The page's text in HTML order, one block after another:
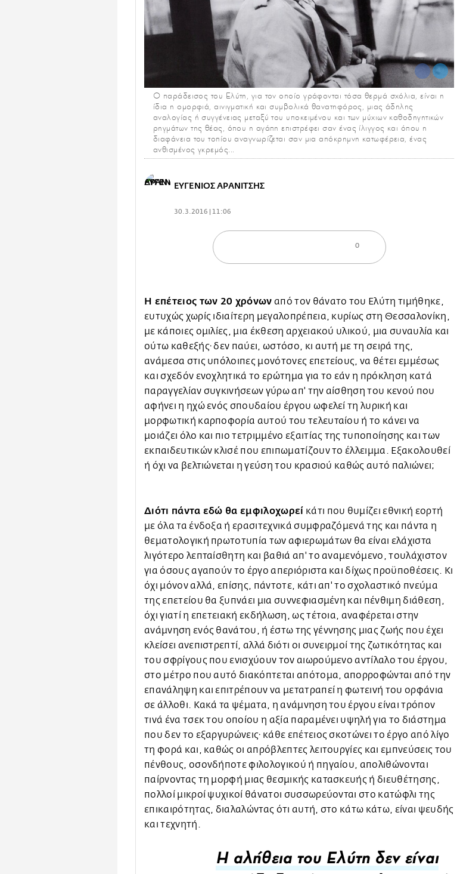
Ο παράδεισος του Ελύτη, για τον οποίο γράφονται τόσα θερμά σχόλια, είναι η
ίδια η ομορφιά, αινιγματική και συμβολικά θανατηφόρος, μιας άδηλης
αναλογίας ή συγγένειας μεταξύ του υποκειμένου και των μύχιων καθοδηγητικών
ρηγμάτων της θέας, όπου η αγάπη επιστρέφει σαν ένας ίλιγγος και όπου η
διαφάνεια του τοπίου αναγνωρίζεται σαν μια απόκρημνη κατωφέρεια, ένας
ανθισμένος γκρεμός...
ΕΥΓΕΝΙΟΣ ΑΡΑΝΙΤΣΗΣ
30.3.2016 | 11:06
0
Η επέτειος των 20 χρόνων από τον θάνατο του Ελύτη τιμήθηκε,
ευτυχώς χωρίς ιδιαίτερη μεγαλοπρέπεια, κυρίως στη Θεσσαλονίκη,
με κάποιες ομιλίες, μια έκθεση αρχειακού υλικού, μια συναυλία και
ούτω καθεξής· δεν παύει, ωστόσο, κι αυτή με τη σειρά της,
ανάμεσα στις υπόλοιπες μονότονες επετείους, να θέτει εμμέσως
και σχεδόν ενοχλητικά το ερώτημα για το εάν η πρόκληση κατά
παραγγελίαν συγκινήσεων γύρω απ' την αίσθηση του κενού που
αφήνει η ηχώ ενός σπουδαίου έργου ωφελεί τη λυρική και
μορφωτική καρποφορία αυτού του τελευταίου ή το κάνει να
μοιάζει όλο και πιο τετριμμένο εξαιτίας της τυποποίησης και των
εκπαιδευτικών κλισέ που επιπωματίζουν το έλλειμμα. Εξακολουθεί
ή όχι να βελτιώνεται η γεύση του κρασιού καθώς αυτό παλιώνει;
Διότι πάντα εδώ θα εμφιλοχωρεί κάτι που θυμίζει εθνική εορτή
με όλα τα ένδοξα ή ερασιτεχνικά συμφραζόμενά της και πάντα η
θεματολογική πρωτοτυπία των αφιερωμάτων θα είναι ελάχιστα
λιγότερο λεπταίσθητη και βαθιά απ' το αναμενόμενο, τουλάχιστον
για όσους αγαπούν το έργο απεριόριστα και δίχως προϋποθέσεις. Κι
όχι μόνον αλλά, επίσης, πάντοτε, κάτι απ' το σχολαστικό πνεύμα
της επετείου θα ξυπνάει μια συννεφιασμένη και πένθιμη διάθεση,
όχι γιατί η επετειακή εκδήλωση, ως τέτοια, αναφέρεται στην
ανάμνηση ενός θανάτου, ή έστω της γέννησης μιας ζωής που έχει
κλείσει ανεπιστρεπτί, αλλά διότι οι συνειρμοί της ζωτικότητας και
του σφρίγους που ενισχύουν τον αιωρούμενο αντίλαλο του έργου,
στο μέτρο που αυτό διακόπτεται απότομα, απορροφώνται από την
επανάληψη και επιτρέπουν να μετατραπεί η φωτεινή του ορφάνια
σε άλλοθι. Κακά τα ψέματα, η ανάμνηση του έργου είναι τρόπον
τινά ένα τσεκ του οποίου η αξία παραμένει υψηλή για το διάστημα
που δεν το εξαργυρώνεις· κάθε επέτειος σκοτώνει το έργο από λίγο
τη φορά και, καθώς οι απρόβλεπτες λειτουργίες και εμπνεύσεις του
πένθους, οσονδήποτε φιλολογικού ή πηγαίου, απολιθώνονται
παίρνοντας τη μορφή μιας θεσμικής κατασκευής ή διευθέτησης,
πολλοί μικροί ψυχικοί θάνατοι συσσωρεύονται στο κατώφλι της
επικαιρότητας, διαλαλώντας ότι αυτή, στο κάτω κάτω, είναι ψευδής
και τεχνητή.
Η αλήθεια του Ελύτη δεν είναι